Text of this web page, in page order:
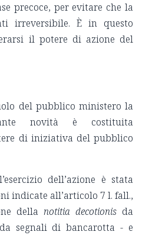
precoce, per evitare che la
irreversibile. È in questo
il potere di azione del
del pubblico ministero la
novità è costituita
di iniziativa del pubblico
dell’azione è stata
indicate all’articolo 7 l. fall.,
della notitia decotionis da
segnali di bancarotta - e